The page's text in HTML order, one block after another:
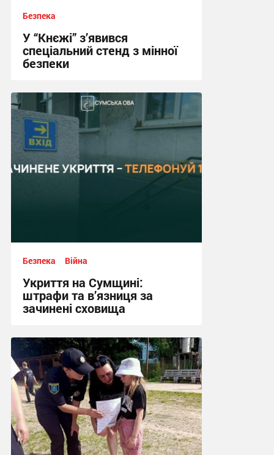
Безпека
У “Кнєжі” з’явився
спеціальний стенд з мінної
безпеки
17:24, 14.07.2026
Безпека Війна
Укриття на Сумщині:
штрафи та в’язниця за
зачинені сховища
12:03, 13.07.2026